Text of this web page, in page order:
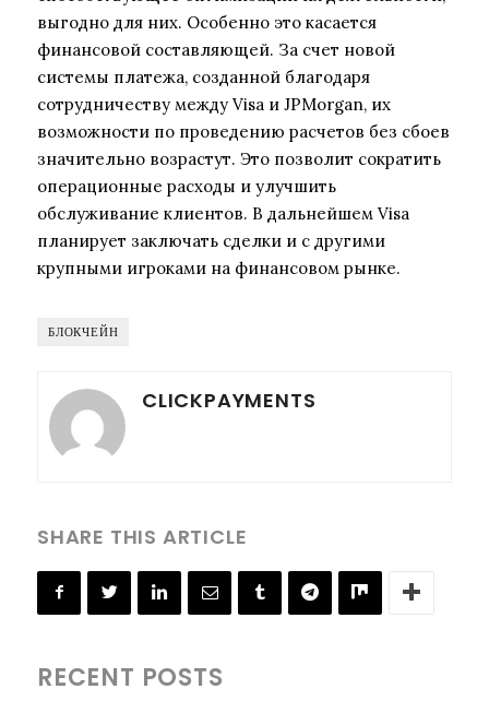
выгодно для них. Особенно это касается
финансовой составляющей. За счет новой
системы платежа, созданной благодаря
сотрудничеству между Visa и JPMorgan, их
возможности по проведению расчетов без сбоев
значительно возрастут. Это позволит сократить
операционные расходы и улучшить
обслуживание клиентов. В дальнейшем Visa
планирует заключать сделки и с другими
крупными игроками на финансовом рынке.
БЛОКЧЕЙН
CLICKPAYMENTS
SHARE THIS ARTICLE
RECENT POSTS